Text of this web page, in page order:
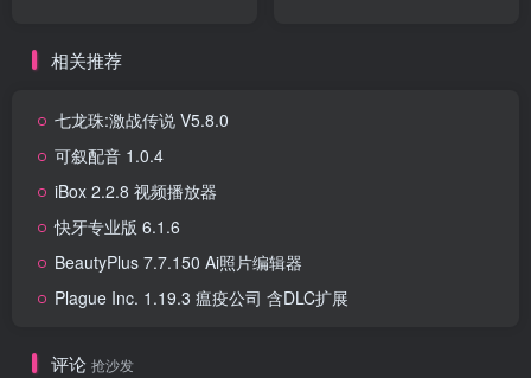
相关推荐
七龙珠:激战传说 V5.8.0
可叙配音 1.0.4
iBox 2.2.8 视频播放器
快牙专业版 6.1.6
BeautyPlus 7.7.150 Ai照片编辑器
Plague Inc. 1.19.3 瘟疫公司 含DLC扩展
评论 抢沙发